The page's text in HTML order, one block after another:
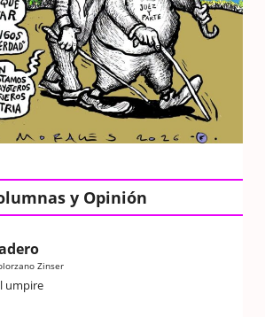
y Opinión
Zinser
umpire